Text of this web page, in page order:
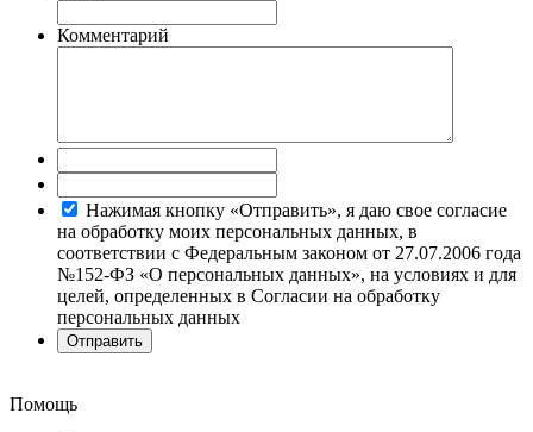
Комментарий
Нажимая кнопку «Отправить», я даю свое согласие
на обработку моих персональных данных, в
соответствии с Федеральным законом от 27.07.2006 года
№152-ФЗ «О персональных данных», на условиях и для
целей, определенных в Согласии на обработку
персональных данных
Помощь